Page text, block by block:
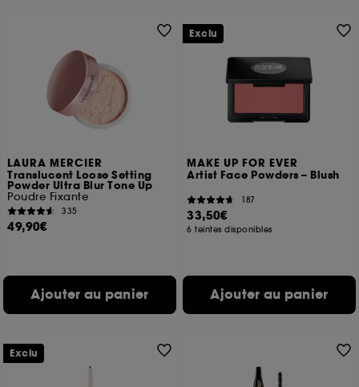
LAURA MERCIER
Translucent Loose Setting
Powder Ultra Blur Tone Up
Poudre Fixante
335
49,90€
Ajouter au panier
MAKE UP FOR EVER
Artist Face Powders – Blush
187
33,50€
6 teintes disponibles
Ajouter au panier
Exclu
Exclu